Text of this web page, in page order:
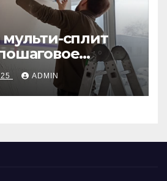
мульти-сплит
ADMIN